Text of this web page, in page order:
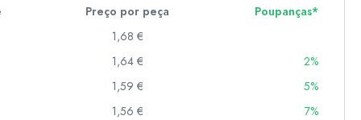
Preço por peça
Poupanças*
1,68 €
1,64 €
2%
1,59 €
5%
1,56 €
7%